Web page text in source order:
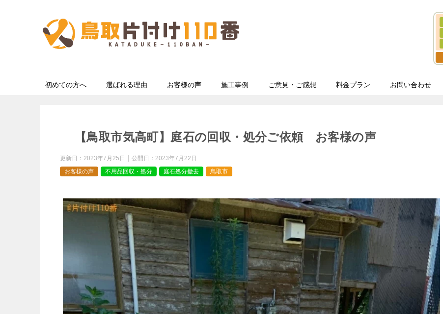
初めての方へ 選ばれる理由 お客様の声 施工事例 ご意見・ご感想 料金プラン お問い合わせ
【鳥取市気高町】庭石の回収・処分ご依頼 お客様の声
更新日： 2023年7月25日 公開日： 2023年7月22日
お客様の声
不用品回収・処分 庭石処分撤去 鳥取市